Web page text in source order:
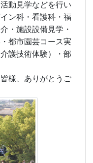
動見学などを行い
ン科・看護科・福
・施設設備見学・
都市園芸コース実
護技術体験）
・ 部
様、 ありがとうご